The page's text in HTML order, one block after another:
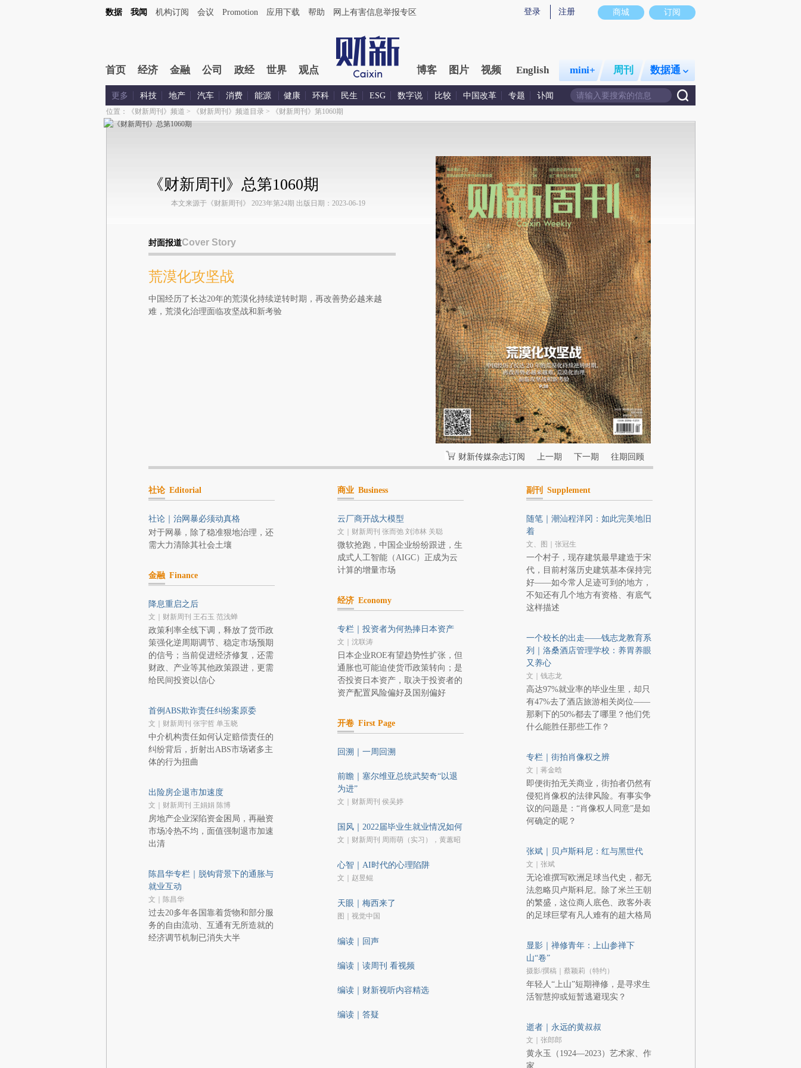
商城 订阅
登录 注册
数据 我闻 机构订阅 会议 Promotion 应用下载 帮助 网上有害信息举报专区
首页 经济 金融 公司 政经 世界 观点 博客 图片 视频 English mini+ 周刊 数据通
更多 科技 地产 汽车 消费 能源 健康 环科 民生 ESG 数字说 比较 中国改革 专题 讣闻
位置： 《财新周刊》频道 > 《财新周刊》频道目录> 《财新周刊》第1060期
《财新周刊》总第1060期
本文来源于《财新周刊》 2023年第24期 出版日期：2023-06-19
封面报道Cover Story
荒漠化攻坚战
中国经历了长达20年的荒漠化持续逆转时期，再改善势必越来越
难，荒漠化治理面临攻坚战和新考验
财新传媒杂志订阅 上一期 下一期 往期回顾
社论 Editorial
社论｜治网暴必须动真格
对于网暴，除了稳准狠地治理，还
需大力清除其社会土壤
金融 Finance
降息重启之后
文｜财新周刊 王石玉 范浅蝉
政策利率全线下调，释放了货币政
策强化逆周期调节、稳定市场预期
的信号；当前促进经济修复，还需
财政、产业等其他政策跟进，更需
给民间投资以信心
首例ABS欺诈责任纠纷案原委
文｜财新周刊 张宇哲 单玉晓
中介机构责任如何认定赔偿责任的
纠纷背后，折射出ABS市场诸多主
体的行为扭曲
出险房企退市加速度
文｜财新周刊 王娟娟 陈博
房地产企业深陷资金困局，再融资
市场冷热不均，面值强制退市加速
出清
陈昌华专栏｜脱钩背景下的通胀与
就业互动
文｜陈昌华
过去20多年各国靠着货物和部分服
务的自由流动、互通有无所造就的
经济调节机制已消失大半
商业 Business
云厂商开战大模型
文｜财新周刊 张而弛 刘沛林 关聪
微软抢跑，中国企业纷纷跟进，生
成式人工智能（AIGC）正成为云
计算的增量市场
经济 Economy
专栏｜投资者为何热捧日本资产
文｜沈联涛
日本企业ROE有望趋势性扩张，但
通胀也可能迫使货币政策转向；是
否投资日本资产，取决于投资者的
资产配置风险偏好及国别偏好
开卷 First Page
回溯｜一周回溯
前瞻｜塞尔维亚总统武契奇“以退
为进”
文｜财新周刊 侯吴婷
国风｜2022届毕业生就业情况如何
文｜财新周刊 周雨萌（实习），黄蕙昭
心智｜AI时代的心理陷阱
文｜赵昱鲲
天眼｜梅西来了
图｜视觉中国
编读｜回声
编读｜读周刊 看视频
编读｜财新视听内容精选
编读｜答疑
副刊 Supplement
随笔｜潮汕程洋冈：如此完美地旧
着
文、图｜张冠生
一个村子，现存建筑最早建造于宋
代，目前村落历史建筑基本保持完
好——如今常人足迹可到的地方，
不知还有几个地方有资格、有底气
这样描述
一个校长的出走——钱志龙教育系
列｜洛桑酒店管理学校：养胃养眼
又养心
文｜钱志龙
高达97%就业率的毕业生里，却只
有47%去了酒店旅游相关岗位——
那剩下的50%都去了哪里？他们凭
什么能胜任那些工作？
专栏｜街拍肖像权之辨
文｜蒋金晗
即便街拍无关商业，街拍者仍然有
侵犯肖像权的法律风险。有事实争
议的问题是：“肖像权人同意”是如
何确定的呢？
张斌｜贝卢斯科尼：红与黑世代
文｜张斌
无论谁撰写欧洲足球当代史，都无
法忽略贝卢斯科尼。除了米兰王朝
的繁盛，这位商人底色、政客外表
的足球巨擘有凡人难有的超大格局
显影｜禅修青年：上山参禅下
山“卷”
摄影/撰稿｜蔡颖莉（特约）
年轻人“上山”短期禅修，是寻求生
活智慧抑或短暂逃避现实？
逝者｜永远的黄叔叔
文｜张郎郎
黄永玉（1924—2023）艺术家、作
家